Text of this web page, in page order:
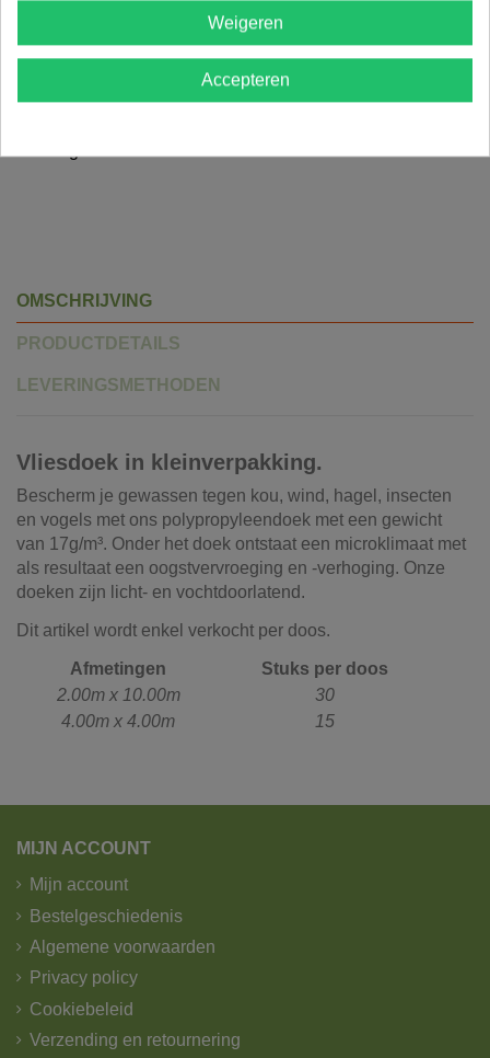
Levering in heel België
OMSCHRIJVING
PRODUCTDETAILS
LEVERINGSMETHODEN
Vliesdoek in kleinverpakking.
Bescherm je gewassen tegen kou, wind, hagel, insecten
en vogels met ons polypropyleendoek met een gewicht
van 17g/m³. Onder het doek ontstaat een microklimaat met
als resultaat een oogstvervroeging en -verhoging. Onze
doeken zijn licht- en vochtdoorlatend.
Dit artikel wordt enkel verkocht per doos.
Afmetingen
Stuks per doos
2.00m x 10.00m
30
4.00m x 4.00m
15
grond, grind, schors, ...
De laatste jaren hebben wij veel geïnvesteerd in het
beschikken over de modernste trucks, die voldoen aan de
strengste milieunormen. Wij hebben verschillende kippers
en kraanwagens ter uwer beschikking met variërende
laadvolumes en -vermogens. De laadvolumes kunnen
variëren van 10m³ tot 30m³.
MIJN ACCOUNT
Mijn account
Bestelgeschiedenis
Algemene voorwaarden
Privacy policy
Cookiebeleid
Verzending en retournering
Weigeren
Accepteren